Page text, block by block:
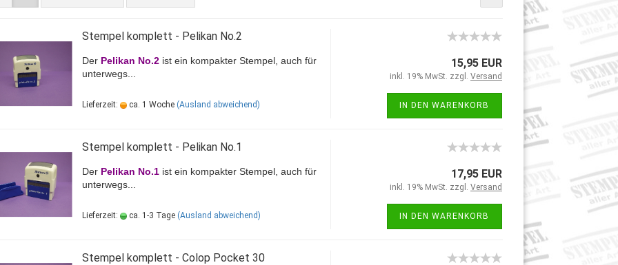
Stempel komplett - Pelikan No.2
Der Pelikan No.2 ist ein kompakter Stempel, auch für
unterwegs...
Lieferzeit: ca. 1 Woche (Ausland abweichend)
15,95 EUR
inkl. 19% MwSt. zzgl. Versand
IN DEN WARENKORB
Stempel komplett - Pelikan No.1
Der Pelikan No.1 ist ein kompakter Stempel, auch für
unterwegs...
Lieferzeit: ca. 1-3 Tage (Ausland abweichend)
17,95 EUR
inkl. 19% MwSt. zzgl. Versand
IN DEN WARENKORB
Stempel komplett - Colop Pocket 30